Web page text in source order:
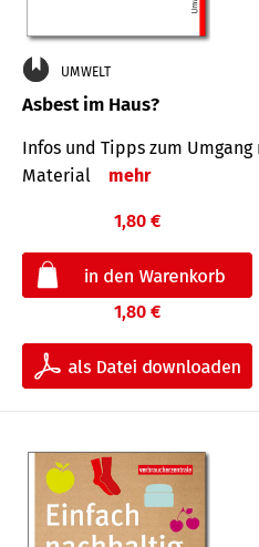
UMWELT
Asbest im Haus?
Infos und Tipps zum
Mate­rial
mehr
1,80 €
1,80 €